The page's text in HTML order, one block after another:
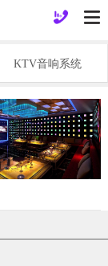
KTV音响系统